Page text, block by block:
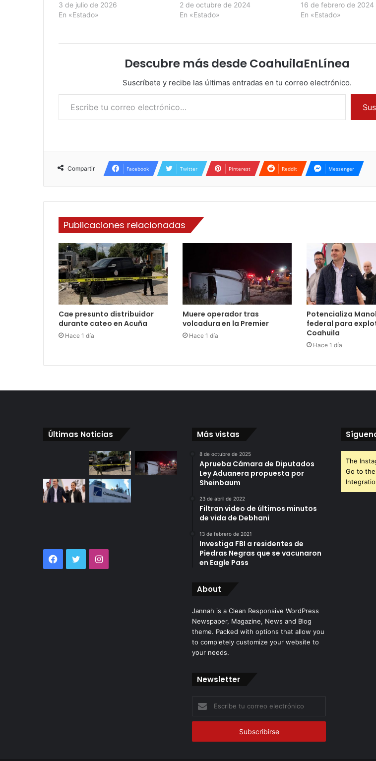
3 de julio de 2026
En «Estado»
2 de octubre de 2024
En «Estado»
16 de febrero de 2024
En «Estado»
Descubre más desde CoahuilaEnLínea
Suscríbete y recibe las últimas entradas en tu correo electrónico.
Escribe tu correo electrónico…
Compartir Facebook Twitter Pinterest Reddit Messenger
Publicaciones relacionadas
Cae presunto distribuidor
durante cateo en Acuña
Hace 1 día
Muere operador tras
volcadura en la Premier
Hace 1 día
Potencializa
federal para
Coahuila
Hace 1 día
Últimas Noticias
Facebook
TwitterInstagram
Más vistas
8 de octubre de 2025
Aprueba Cámara de Diputados
Ley Aduanera propuesta por
Sheinbaum
23 de abril de 2022
Filtran video de últimos minutos
de vida de Debhani
13 de febrero de 2021
Investiga FBI a residentes de
Piedras Negras que se vacunaron
en Eagle Pass
About
Jannah is a Clean Responsive WordPress
Newspaper, Magazine, News and Blog
theme. Packed with options that allow you
to completely customize your website to
your needs.
Newsletter
correo
The
Go to